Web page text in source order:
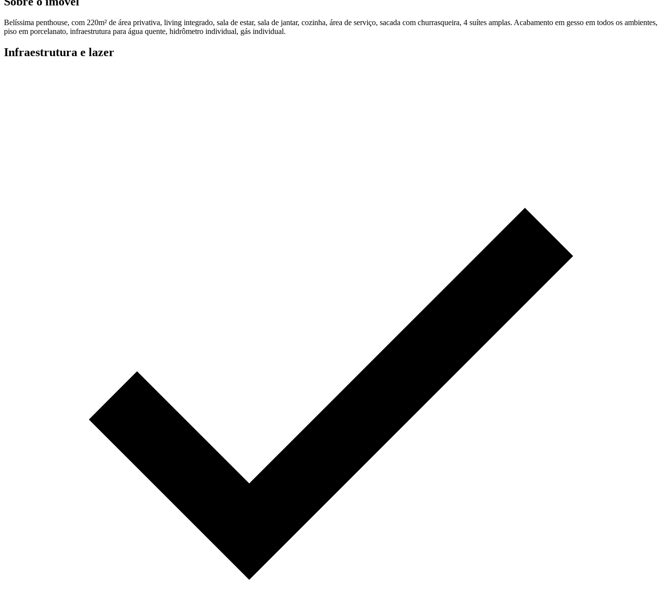
Belíssima penthouse, com 220m² de área privativa, living integrado, sala de estar, sala de jantar, cozinha, área de serviço, sacada com churrasqueira, 4 suítes amplas. Acabamento em gesso em todos os ambientes,
piso em porcelanato, infraestrutura para água quente, hidrômetro individual, gás individual.
Infraestrutura e lazer